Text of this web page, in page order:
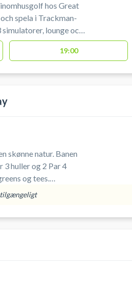
hos Great
spela i Trackman-
lounge och
19:00
natur. Banen
3 huller og 2 Par 4